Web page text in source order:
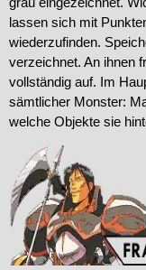
lassen sich mit
wiederzufinden.
verzeichnet. An ihnen
vollständig auf. Im
sämtlicher Monster:
welche Objekte sie